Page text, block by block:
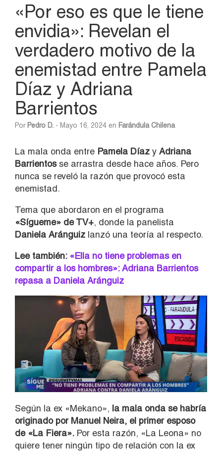
«Por eso es que le tiene
envidia»: Revelan el
verdadero motivo de la
enemistad entre Pamela
Díaz y Adriana
Barrientos
Por Pedro D. - Mayo 16, 2024 en Farándula Chilena
La mala onda entre Pamela Díaz y Adriana
Barrientosse arrastra desde hace años. Pero
nunca se reveló la razón que provocó esta
enemistad.
Tema que abordaron en el programa
«Sígueme» de TV+, donde la panelista
Daniela Aránguiz lanzó una teoría al respecto.
Lee también: «Ella no tiene problemas en
compartir a los hombres»: Adriana Barrientos
repasa a Daniela Aránguiz
Según la ex «Mekano», la mala onda se habría
originado por Manuel Neira, el primer esposo
de «La Fiera». Por esta razón, «La Leona» no
quiere tener ningún tipo de relación con la ex